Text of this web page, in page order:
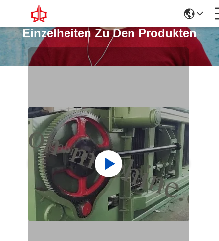
Einzelheiten Zu Den Produkten